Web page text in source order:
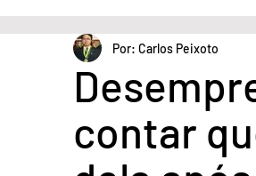
COVID-19 DF COVID-19 Brasil
Crimes no DF
contar
Por: Carlos Peixoto